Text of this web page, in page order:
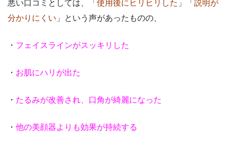
悪い口コミとしては、「 使用後にヒリヒリした 」「 説明が
分かりにくい 」という声があったものの、
・ フェイスラインがスッキリした
・ お肌にハリが出た
・ たるみが改善され、口角が綺麗になった
・ 他の美顔器よりも効果が持続する